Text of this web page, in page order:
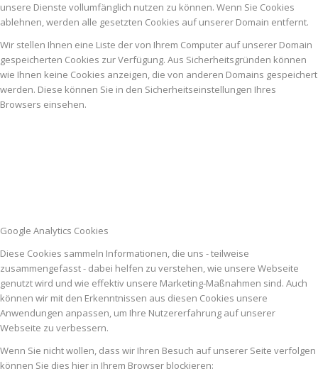
unsere Dienste vollumfänglich nutzen zu können. Wenn Sie Cookies
ablehnen, werden alle gesetzten Cookies auf unserer Domain entfernt.
Wir stellen Ihnen eine Liste der von Ihrem Computer auf unserer Domain
gespeicherten Cookies zur Verfügung. Aus Sicherheitsgründen können
wie Ihnen keine Cookies anzeigen, die von anderen Domains gespeichert
werden. Diese können Sie in den Sicherheitseinstellungen Ihres
Browsers einsehen.
Google Analytics Cookies
Diese Cookies sammeln Informationen, die uns - teilweise
zusammengefasst - dabei helfen zu verstehen, wie unsere Webseite
genutzt wird und wie effektiv unsere Marketing-Maßnahmen sind. Auch
können wir mit den Erkenntnissen aus diesen Cookies unsere
Anwendungen anpassen, um Ihre Nutzererfahrung auf unserer
Webseite zu verbessern.
Wenn Sie nicht wollen, dass wir Ihren Besuch auf unserer Seite verfolgen
können Sie dies hier in Ihrem Browser blockieren: